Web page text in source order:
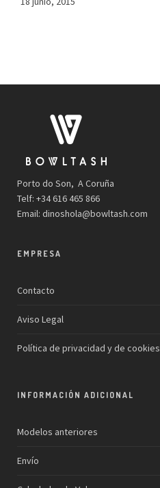
Porto do Son, A Coruña
Telf: +34 616 465 866
Email: dinoshola@bowltash.com
EMPRESA
Contacto
Aviso Legal
Política de privacidad y de cookies
INFORMACIÓN ADICIONAL
Modelos anteriores
Envío